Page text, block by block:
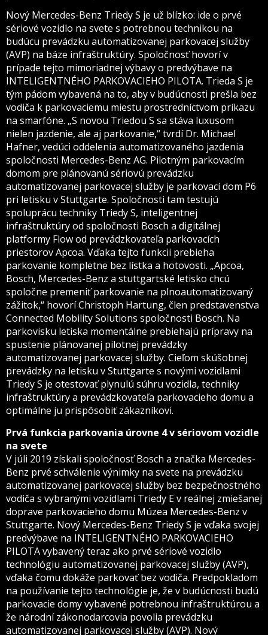
Nový Mercedes-Benz Triedy S je už blízko: ide o prvé
sériové vozidlo na svete s potrebnou technikou na
budúcu prevádzku automatizovanej parkovacej služby
(AVP) na báze infraštruktúry. Spoločnosť hovorí v
prípade tejto mimoriadnej výbavy o predvýbave na
INTELIGENTNÉHO PARKOVACIEHO PILOTA. Trieda S je
tým pádom vybavená na to, aby v budúcnosti prešla bez
vodiča k parkovaciemu miestu prostredníctvom príkazu
na smarfóne. „S novou Triedou S sa stáva luxusom
nielen jazdenie, ale aj parkovanie,“ tvrdí Dr. Michael
Hafner, vedúci oddelenia automatizovaného jazdenia
spoločnosti Mercedes-Benz AG. Pilotným parkovacím
domom pre plánovanú sériovú prevádzku
automatizovanej parkovacej služby je parkovací dom P6
pri letisku v Stuttgarte. Spoločnosti tam testujú
spoluprácu techniky Triedy S, inteligentnej
infraštruktúry od spoločnosti Bosch a digitálnej
platformy Flow od prevádzkovateľa parkovacích
priestorov Apcoa. Vďaka tejto funkcii prebieha
parkovanie kompletne bez lístka a hotovosti. „Apcoa,
Bosch, Mercedes-Benz a stuttgartské letisko chcú
spoločne premeniť parkovanie na plnoautomatizovaný
zážitok,“ hovorí Christoph Hartung, člen predstavenstva
Connected Mobility Solutions spoločnosti Bosch. Na
parkovisku letiska momentálne prebiehajú prípravy na
spustenie plánovanej pilotnej prevádzky
automatizovanej parkovacej služby. Cieľom skúšobnej
prevádzky na letisku v Stuttgarte s novými vozidlami
Triedy S je otestovať plynulú súhru vozidla, techniky
infraštruktúry a prevádzkovateľa parkovacieho domu a
optimálne ju prispôsobiť zákazníkovi.
Prvá funkcia parkovania úrovne 4 v sériovom vozidle
na svete
V júli 2019 získali spoločnosť Bosch a značka Mercedes-
Benz prvé schválenie výnimky na svete na prevádzku
automatizovanej parkovacej služby bez bezpečnostného
vodiča s vybranými vozidlami Triedy E v reálnej zmiešanej
doprave parkovacieho domu Múzea Mercedes-Benz v
Stuttgarte. Nový Mercedes-Benz Triedy S je vďaka svojej
predvýbave na INTELIGENTNÉHO PARKOVACIEHO
PILOTA vybavený teraz ako prvé sériové vozidlo
technológiu automatizovanej parkovacej služby (AVP),
vďaka čomu dokáže parkovať bez vodiča. Predpokladom
na používanie tejto technológie je, že v budúcnosti budú
parkovacie domy vybavené potrebnou infraštruktúrou a
že národní zákonodarcovia povolia prevádzku
automatizovanej parkovacej služby (AVP). Nový